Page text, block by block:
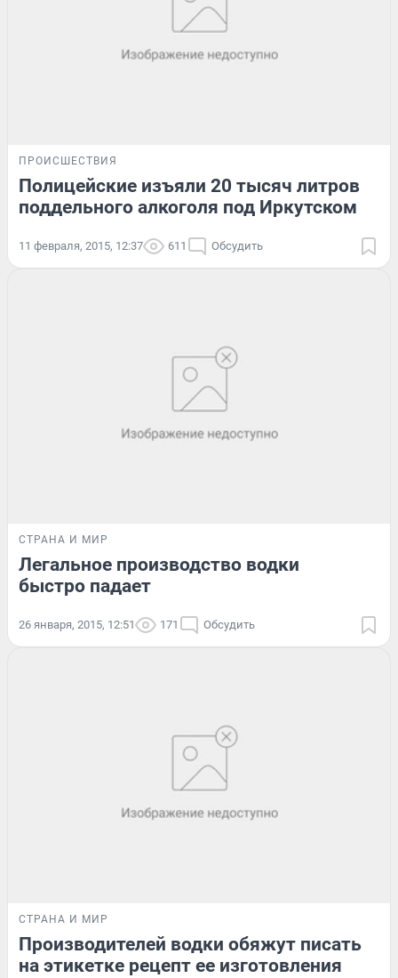
ПРОИСШЕСТВИЯ
Полицейские изъяли 20 тысяч литров
поддельного алкоголя под Иркутском
11 февраля, 2015, 12:37 611 Обсудить
СТРАНА И МИР
Легальное производство водки
быстро падает
26 января, 2015, 12:51 171 Обсудить
СТРАНА И МИР
Производителей водки обяжут писать
на этикетке рецепт ее изготовления